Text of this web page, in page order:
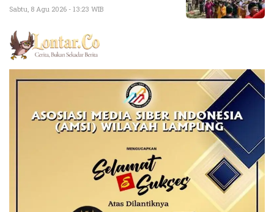
Sabtu, 8 Agu 2026 - 13:23 WIB